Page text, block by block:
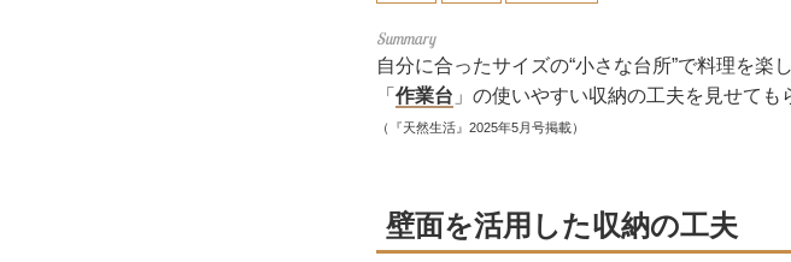
自分に合ったサイズの“小さな台所”で料理を楽
「 作業台 」の使いやすい収納の工夫を見せても
（『天然生活』2025年5月号掲載）
壁面を活用した収納の工夫